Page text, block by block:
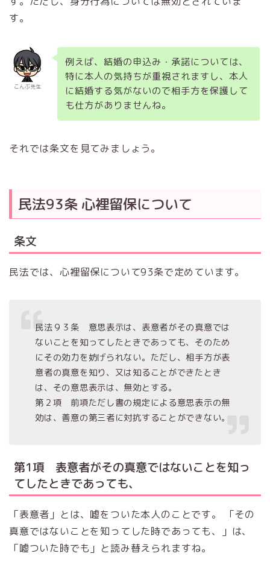
す。
こんぶ先生
例えば、結婚の申込み・承諾については、
特に本人の気持ちが重視されますし、本人
に結婚する気がないので相手方を保護して
も仕方がありませんね。
それでは条文を見てみましょう。
民法93条 心裡留保について
条文
民法では、心裡留保について93条で定めています。
民法９３条 意思表示は、表意者がその真意では
ないことを知ってしたときであっても、そのため
にその効力を妨げられない。ただし、相手方が表
意者の真意を知り、又は知ることができたとき
は、その意思表示は、無効とする。
第２項 前項ただし書の規定による意思表示の無
効は、善意の第三者に対抗することができない。
第1項 表意者がその真意ではないことを知っ
てしたときであっても、
「表意者」とは、嘘をついた本人のことです。 「その
真意ではないことを知ってした時であっても、」は、
「嘘ついた時でも」と読み替えられますね。